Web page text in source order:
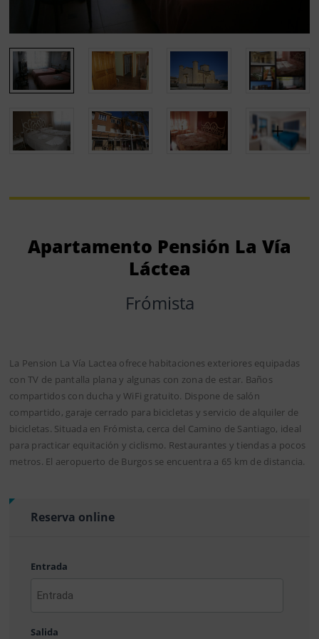
Apartamento Pensión La Vía
Láctea
Frómista
La Pension La Vía Lactea ofrece habitaciones exteriores equipadas
con TV de pantalla plana y algunas con zona de estar. Baños
compartidos con ducha y WiFi gratuito. Dispone de salón
compartido, garaje cerrado para bicicletas y servicio de alquiler de
bicicletas. Situada en Frómista, cerca del Camino de Santiago, ideal
para practicar equitación y ciclismo. Restaurantes y tiendas a pocos
metros. El aeropuerto de Burgos se encuentra a 65 km de distancia.
Reserva online
Entrada
AAAA
MM
Salida